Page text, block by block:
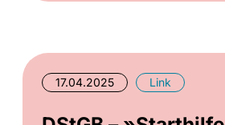
17.04.2025 Link